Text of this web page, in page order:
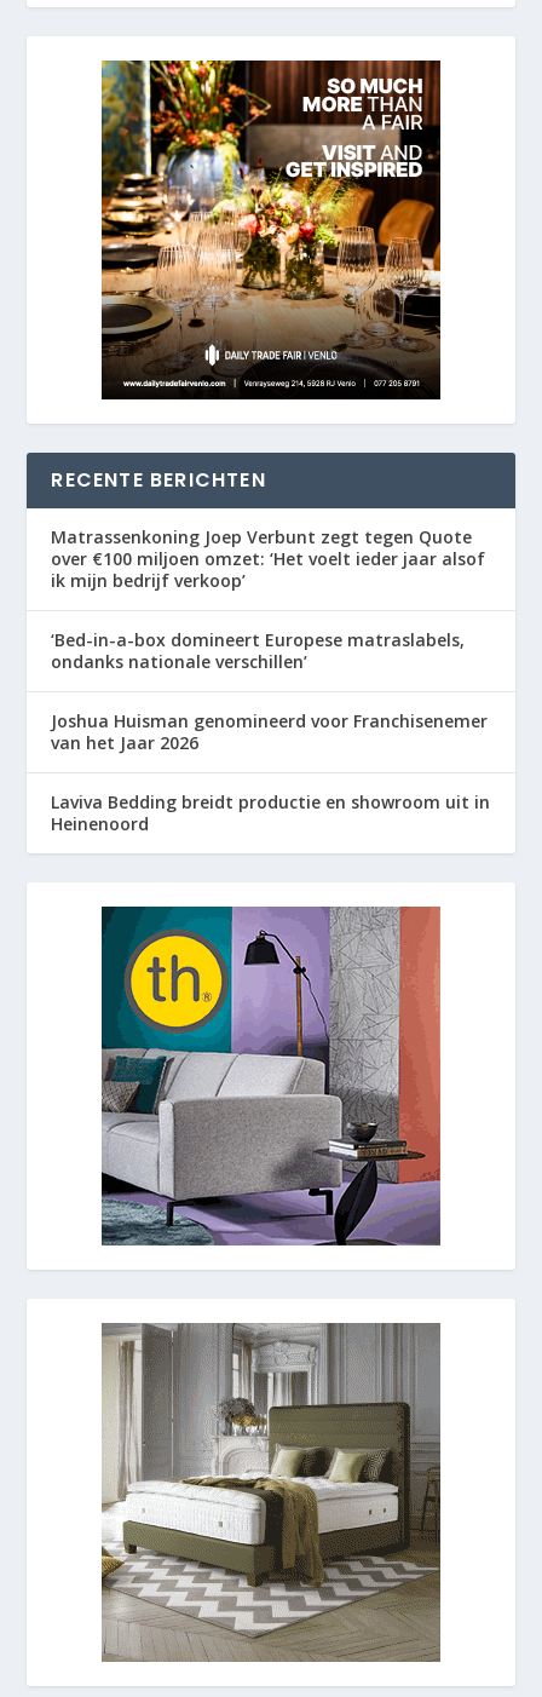
RECENTE BERICHTEN
Matrassenkoning Joep Verbunt zegt tegen Quote
over €100 miljoen omzet: ‘Het voelt ieder jaar alsof
ik mijn bedrijf verkoop’
‘Bed-in-a-box domineert Europese matraslabels,
ondanks nationale verschillen’
Joshua Huisman genomineerd voor Franchisenemer
van het Jaar 2026
Laviva Bedding breidt productie en showroom uit in
Heinenoord